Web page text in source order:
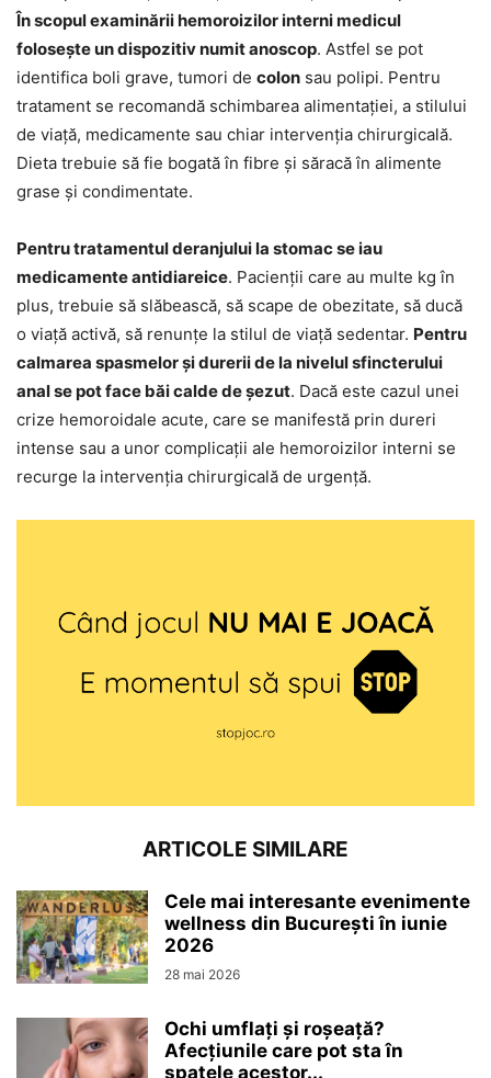
În scopul examinării hemoroizilor interni medicul
folosește un dispozitiv numit anoscop. Astfel se pot
identifica boli grave, tumori de colon sau polipi. Pentru
tratament se recomandă schimbarea alimentației, a stilului
de viață, medicamente sau chiar intervenția chirurgicală.
Dieta trebuie să fie bogată în fibre și săracă în alimente
grase și condimentate.
Pentru tratamentul deranjului la stomac se iau
medicamente antidiareice. Pacienții care au multe kg în
plus, trebuie să slăbească, să scape de obezitate, să ducă
o viață activă, să renunțe la stilul de viață sedentar. Pentru
calmarea spasmelor și durerii de la nivelul sfincterului
anal se pot face băi calde de șezut. Dacă este cazul unei
crize hemoroidale acute, care se manifestă prin dureri
intense sau a unor complicații ale hemoroizilor interni se
recurge la intervenția chirurgicală de urgență.
ARTICOLE SIMILARE
Cele mai interesante evenimente
wellness din București în iunie
2026
28 mai 2026
Ochi umflați și roșeață?
Afecțiunile care pot sta în
spatele acestor...